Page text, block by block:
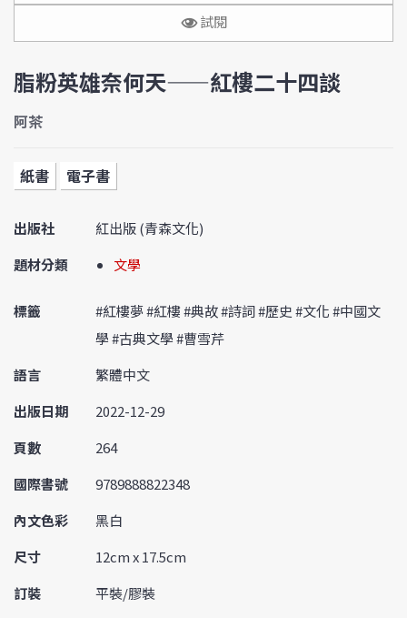
試閱
脂粉英雄奈何天——紅樓二十四談
阿茶
紙書 電子書
出版社
紅出版 (青森文化)
題材分類
文學
標籤
#紅樓夢 #紅樓 #典故 #詩詞 #歷史 #文化 #中國文
學 #古典文學 #曹雪芹
語言
繁體中文
出版日期
2022-12-29
頁數
264
國際書號
9789888822348
內文色彩
黑白
尺寸
12cm x 17.5cm
訂裝
平裝/膠裝